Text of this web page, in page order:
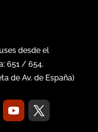
desde el
651/ 654.
de Av. de España)